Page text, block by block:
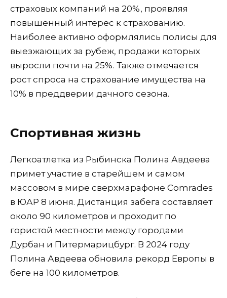
страховых компаний на 20%, проявляя
повышенный интерес к страхованию.
Наиболее активно оформлялись полисы для
выезжающих за рубеж, продажи которых
выросли почти на 25%. Также отмечается
рост спроса на страхование имущества на
10% в преддверии дачного сезона.
Спортивная жизнь
Легкоатлетка из Рыбинска Полина Авдеева
примет участие в старейшем и самом
массовом в мире сверхмарафоне Comrades
в ЮАР 8 июня. Дистанция забега составляет
около 90 километров и проходит по
гористой местности между городами
Дурбан и Питермарицбург. В 2024 году
Полина Авдеева обновила рекорд Европы в
беге на 100 километров.